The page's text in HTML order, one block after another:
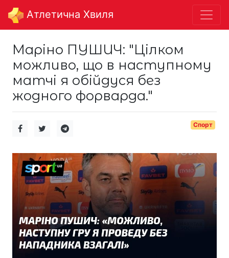
Aтлетична Хвиля
Маріно ПУШИЧ: "Цілком
можливо, що в наступному
матчі я обійдуся без
жодного форварда."
Спорт